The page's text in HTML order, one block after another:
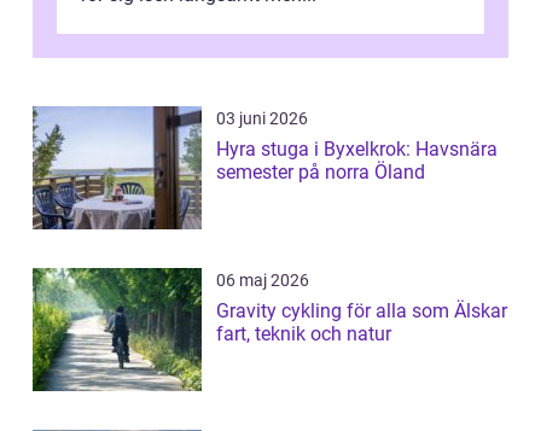
03 juni 2026
Hyra stuga i Byxelkrok: Havsnära
semester på norra Öland
06 maj 2026
Gravity cykling för alla som Älskar
fart, teknik och natur